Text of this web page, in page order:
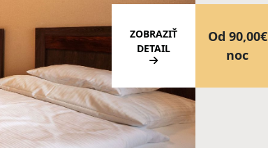
Od 90,00€
noc
ZOBRAZIŤ
DETAIL